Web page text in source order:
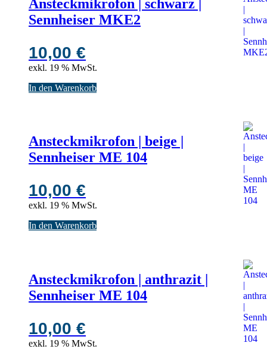
Ansteckmikrofon | schwarz |
Sennheiser MKE2
10,00 €
exkl. 19 % MwSt.
In den Warenkorb
Ansteckmikrofon | beige |
Sennheiser ME 104
10,00 €
exkl. 19 % MwSt.
In den Warenkorb
Ansteckmikrofon | anthrazit |
Sennheiser ME 104
10,00 €
exkl. 19 % MwSt.